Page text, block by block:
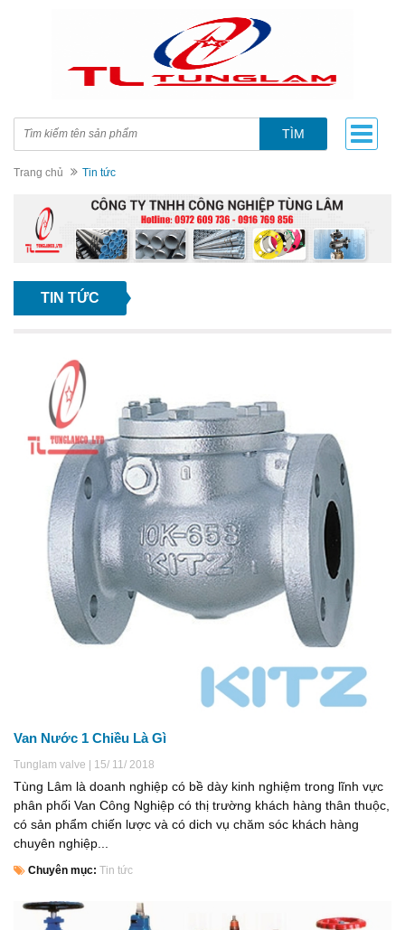
TÌM
Trang chủ Tin tức
TIN TỨC
Van Nước 1 Chiều Là Gì
Tunglam valve | 15/ 11/ 2018
Tùng Lâm là doanh nghiệp có bề dày kinh nghiệm trong lĩnh vực
phân phối Van Công Nghiệp có thị trường khách hàng thân thuộc,
có sản phẩm chiến lược và có dich vụ chăm sóc khách hàng
chuyên nghiệp...
Chuyên mục: Tin tức